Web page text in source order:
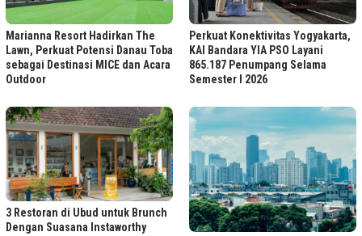
Marianna Resort Hadirkan The
Lawn, Perkuat Potensi Danau Toba
sebagai Destinasi MICE dan Acara
Outdoor
Perkuat Konektivitas Yogyakarta,
KAI Bandara YIA PSO Layani
865.187 Penumpang Selama
Semester I 2026
3 Restoran di Ubud untuk Brunch
Dengan Suasana Instaworthy